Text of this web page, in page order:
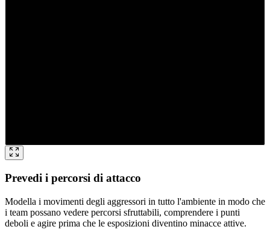
Prevedi i percorsi di attacco
Modella i movimenti degli aggressori in tutto l'ambiente in modo che
i team possano vedere percorsi sfruttabili, comprendere i punti
deboli e agire prima che le esposizioni diventino minacce attive.